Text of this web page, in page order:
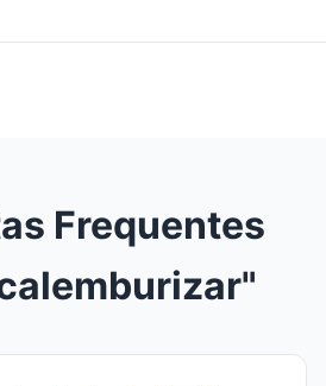
Frequentes